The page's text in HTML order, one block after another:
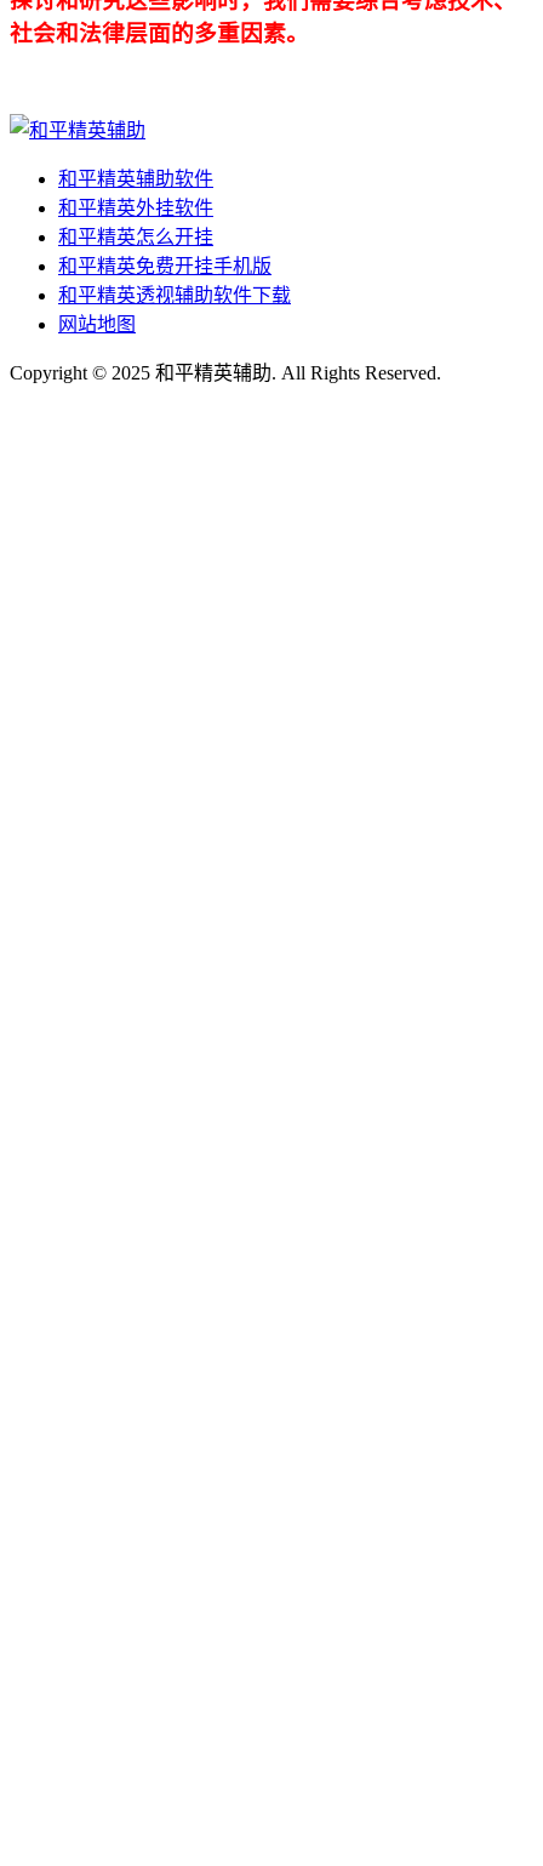
社会和法律层面的多重因素。
和平精英辅助软件
和平精英外挂软件
和平精英怎么开挂
和平精英免费开挂手机版
和平精英透视辅助软件下载
网站地图
Copyright © 2025 和平精英辅助. All Rights Reserved.